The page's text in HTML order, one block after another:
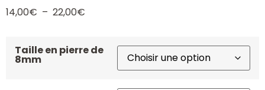
14,00€ – 22,00€
Taille en pierre de
8mm